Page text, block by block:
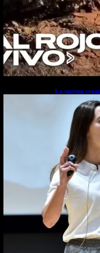
La startup
estrés